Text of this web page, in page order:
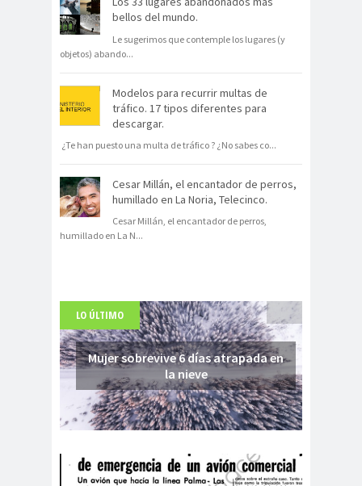
bellos del mundo.
Le sugerimos que contemple los lugares (y
objetos) abando...
Modelos para recurrir multas de
tráfico. 17 tipos diferentes para
descargar.
¿Te han puesto una multa de tráfico ? ¿No sabes co...
Cesar Millán, el encantador de perros,
humillado en La Noria, Telecinco.
Cesar Millán, el encantador de perros,
humillado en La N...
LO ÚLTIMO
Mujer sobrevive 6 días atrapada en
la nieve